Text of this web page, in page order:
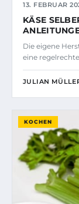
13. FEBRUAR
KÄSE
Die eigene
eine
JULIAN
KOCHEN